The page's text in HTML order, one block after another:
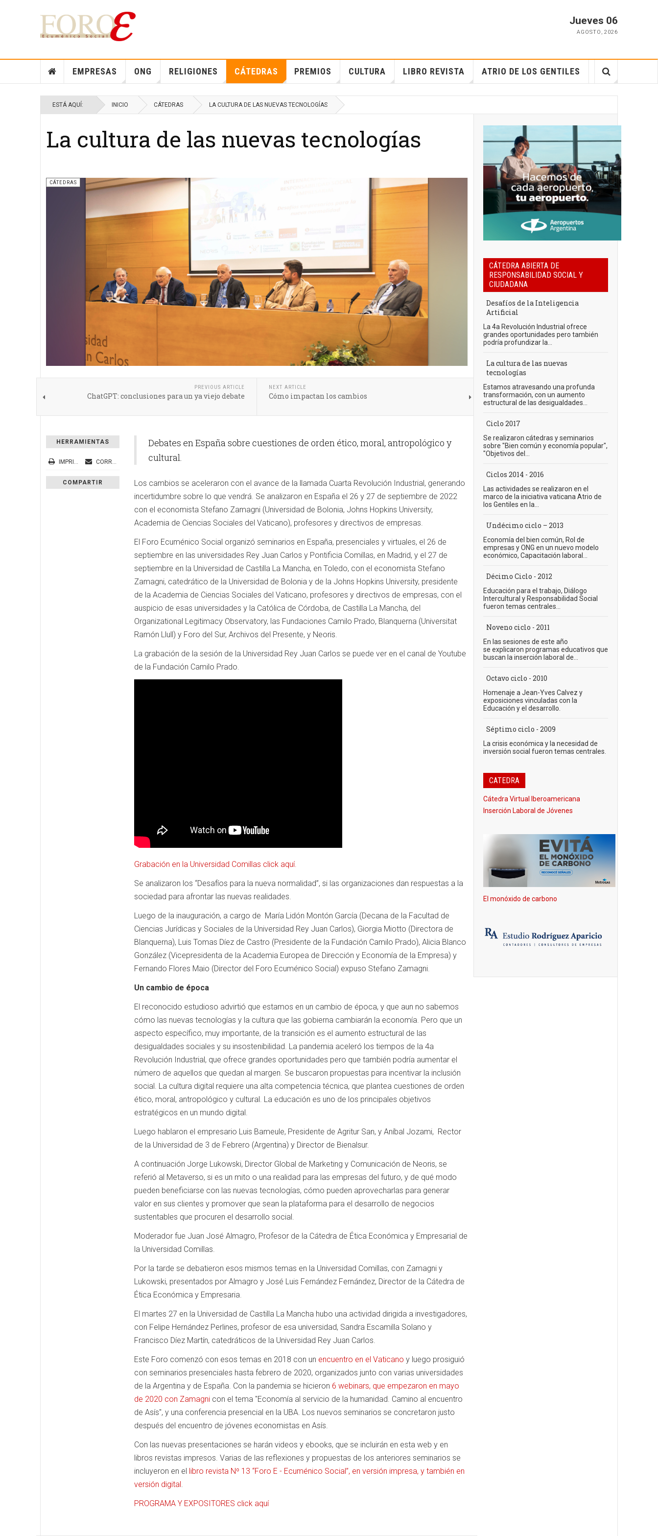
Jueves 06
AGOSTO , 2026
EMPRESAS ONG RELIGIONES CÁTEDRAS PREMIOS CULTURA LIBRO REVISTA ATRIO DE LOS GENTILES
ESTÁ AQUÍ: INICIO CÁTEDRAS LA CULTURA DE LAS NUEVAS TECNOLOGÍAS
La cultura de las nuevas tecnologías
CÁTEDRAS
PREVIOUS ARTICLE
ChatGPT: conclusiones para un ya viejo debate
NEXT ARTICLE
Cómo impactan los cambios
HERRAMIENTAS
IMPRIMIR CORREO ELECTRÓNICO
COMPARTIR
Debates en España sobre cuestiones de orden ético, moral, antropológico y
cultural.
Los cambios se aceleraron con el avance de la llamada Cuarta Revolución Industrial, generando
incertidumbre sobre lo que vendrá. Se analizaron en España el 26 y 27 de septiembre de 2022
con el economista Stefano Zamagni (Universidad de Bolonia, Johns Hopkins University,
Academia de Ciencias Sociales del Vaticano), profesores y directivos de empresas.
El Foro Ecuménico Social organizó seminarios en España, presenciales y virtuales, el 26 de
septiembre en las universidades Rey Juan Carlos y Pontificia Comillas, en Madrid, y el 27 de
septiembre en la Universidad de Castilla La Mancha, en Toledo, con el economista Stefano
Zamagni, catedrático de la Universidad de Bolonia y de la Johns Hopkins University, presidente
de la Academia de Ciencias Sociales del Vaticano, profesores y directivos de empresas, con el
auspicio de esas universidades y la Católica de Córdoba, de Castilla La Mancha, del
Organizational Legitimacy Observatory, las Fundaciones Camilo Prado, Blanquerna (Universitat
Ramón Llull) y Foro del Sur, Archivos del Presente, y Neoris.
La grabación de la sesión de la Universidad Rey Juan Carlos se puede ver en el canal de Youtube
de la Fundación Camilo Prado.
Grabación en la Universidad Comillas click aquí.
Se analizaron los “Desafíos para la nueva normalidad”, si las organizaciones dan respuestas a la
sociedad para afrontar las nuevas realidades.
Luego de la inauguración, a cargo de María Lidón Montón García (Decana de la Facultad de
Ciencias Jurídicas y Sociales de la Universidad Rey Juan Carlos), Giorgia Miotto (Directora de
Blanquerna), Luis Tomas Díez de Castro (Presidente de la Fundación Camilo Prado), Alicia Blanco
González (Vicepresidenta de la Academia Europea de Dirección y Economía de la Empresa) y
Fernando Flores Maio (Director del Foro Ecuménico Social) expuso Stefano Zamagni.
Un cambio de época
El reconocido estudioso advirtió que estamos en un cambio de época, y que aun no sabemos
cómo las nuevas tecnologías y la cultura que las gobierna cambiarán la economía. Pero que un
aspecto específico, muy importante, de la transición es el aumento estructural de las
desigualdades sociales y su insostenibilidad. La pandemia aceleró los tiempos de la 4a
Revolución Industrial, que ofrece grandes oportunidades pero que también podría aumentar el
número de aquellos que quedan al margen. Se buscaron propuestas para incentivar la inclusión
social. La cultura digital requiere una alta competencia técnica, que plantea cuestiones de orden
ético, moral, antropológico y cultural. La educación es uno de los principales objetivos
estratégicos en un mundo digital.
Luego hablaron el empresario Luis Bameule, Presidente de Agritur San, y Aníbal Jozami, Rector
de la Universidad de 3 de Febrero (Argentina) y Director de Bienalsur.
A continuación Jorge Lukowski, Director Global de Marketing y Comunicación de Neoris, se
referió al Metaverso, si es un mito o una realidad para las empresas del futuro, y de qué modo
pueden beneficiarse con las nuevas tecnologías, cómo pueden aprovecharlas para generar
valor en sus clientes y promover que sean la plataforma para el desarrollo de negocios
sustentables que procuren el desarrollo social.
Moderador fue Juan José Almagro, Profesor de la Cátedra de Ética Económica y Empresarial de
la Universidad Comillas.
Por la tarde se debatieron esos mismos temas en la Universidad Comillas, con Zamagni y
Lukowski, presentados por Almagro y José Luis Fernández Fernández, Director de la Cátedra de
Ética Económica y Empresaria.
El martes 27 en la Universidad de Castilla La Mancha hubo una actividad dirigida a investigadores,
con Felipe Hernández Perlines, profesor de esa universidad, Sandra Escamilla Solano y
Francisco Díez Martín, catedráticos de la Universidad Rey Juan Carlos.
Este Foro comenzó con esos temas en 2018 con un encuentro en el Vaticano y luego prosiguió
con seminarios presenciales hasta febrero de 2020, organizados junto con varias universidades
de la Argentina y de España. Con la pandemia se hicieron 6 webinars, que empezaron en mayo
de 2020 con Zamagni con el tema "Economía al servicio de la humanidad. Camino al encuentro
de Asís", y una conferencia presencial en la UBA. Los nuevos seminarios se concretaron justo
después del encuentro de jóvenes economistas en Asís.
Con las nuevas presentaciones se harán videos y ebooks, que se incluirán en esta web y en
libros revistas impresos. Varias de las reflexiones y propuestas de los anteriores seminarios se
incluyeron en el libro revista Nº 13 “Foro E - Ecuménico Social”, en versión impresa, y también en
versión digital.
PROGRAMA Y EXPOSITORES click aquí
CÁTEDRA ABIERTA DE
RESPONSABILIDAD SOCIAL Y
CIUDADANA
Desafíos de la Inteligencia
Artificial
La 4a Revolución Industrial ofrece
grandes oportunidades pero también
podría profundizar la...
La cultura de las nuevas
tecnologías
Estamos atravesando una profunda
transformación, con un aumento
estructural de las desigualdades...
Ciclo 2017
Se realizaron cátedras y seminarios
sobre "Bien común y economía popular",
"Objetivos del...
Ciclos 2014 - 2016
Las actividades se realizaron en el
marco de la iniciativa vaticana Atrio de
los Gentiles en la...
Undécimo ciclo – 2013
Economía del bien común, Rol de
empresas y ONG en un nuevo modelo
económico, Capacitación laboral...
Décimo Ciclo - 2012
Educación para el trabajo, Diálogo
Intercultural y Responsabilidad Social
fueron temas centrales...
Noveno ciclo - 2011
En las sesiones de este año
se explicaron programas educativos que
buscan la inserción laboral de...
Octavo ciclo - 2010
Homenaje a Jean-Yves Calvez y
exposiciones vinculadas con la
Educación y el desarrollo.
Séptimo ciclo - 2009
La crisis económica y la necesidad de
inversión social fueron temas centrales.
CATEDRA
Cátedra Virtual Iberoamericana
Inserción Laboral de Jóvenes
El monóxido de carbono